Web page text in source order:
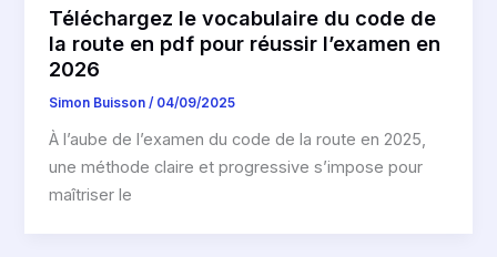
Téléchargez le vocabulaire du code de
la route en pdf pour réussir l’examen en
2026
Simon Buisson/ 04/09/2025
À l’aube de l’examen du code de la route en 2025,
une méthode claire et progressive s’impose pour
maîtriser le